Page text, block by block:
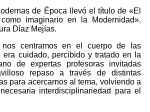
de Época llevó el título de «El
imaginario en la Modernidad».
Díaz Mejías.
centramos en el cuerpo de las
era cuidado, percibido y tratado en la
de expertas profesoras invitadas
repaso a través de distintas
para acercarnos al tema, volviendo a
interdisciplinariedad para el